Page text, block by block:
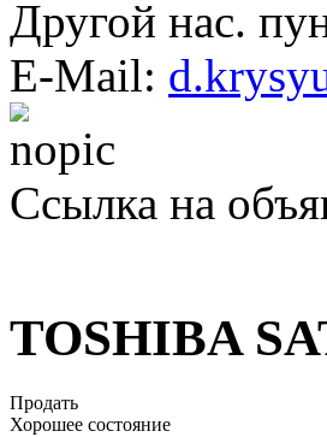
Другой нас.
E-Mail:
Ссылка на
TOSHIBA
Продать
Хорошее состояние